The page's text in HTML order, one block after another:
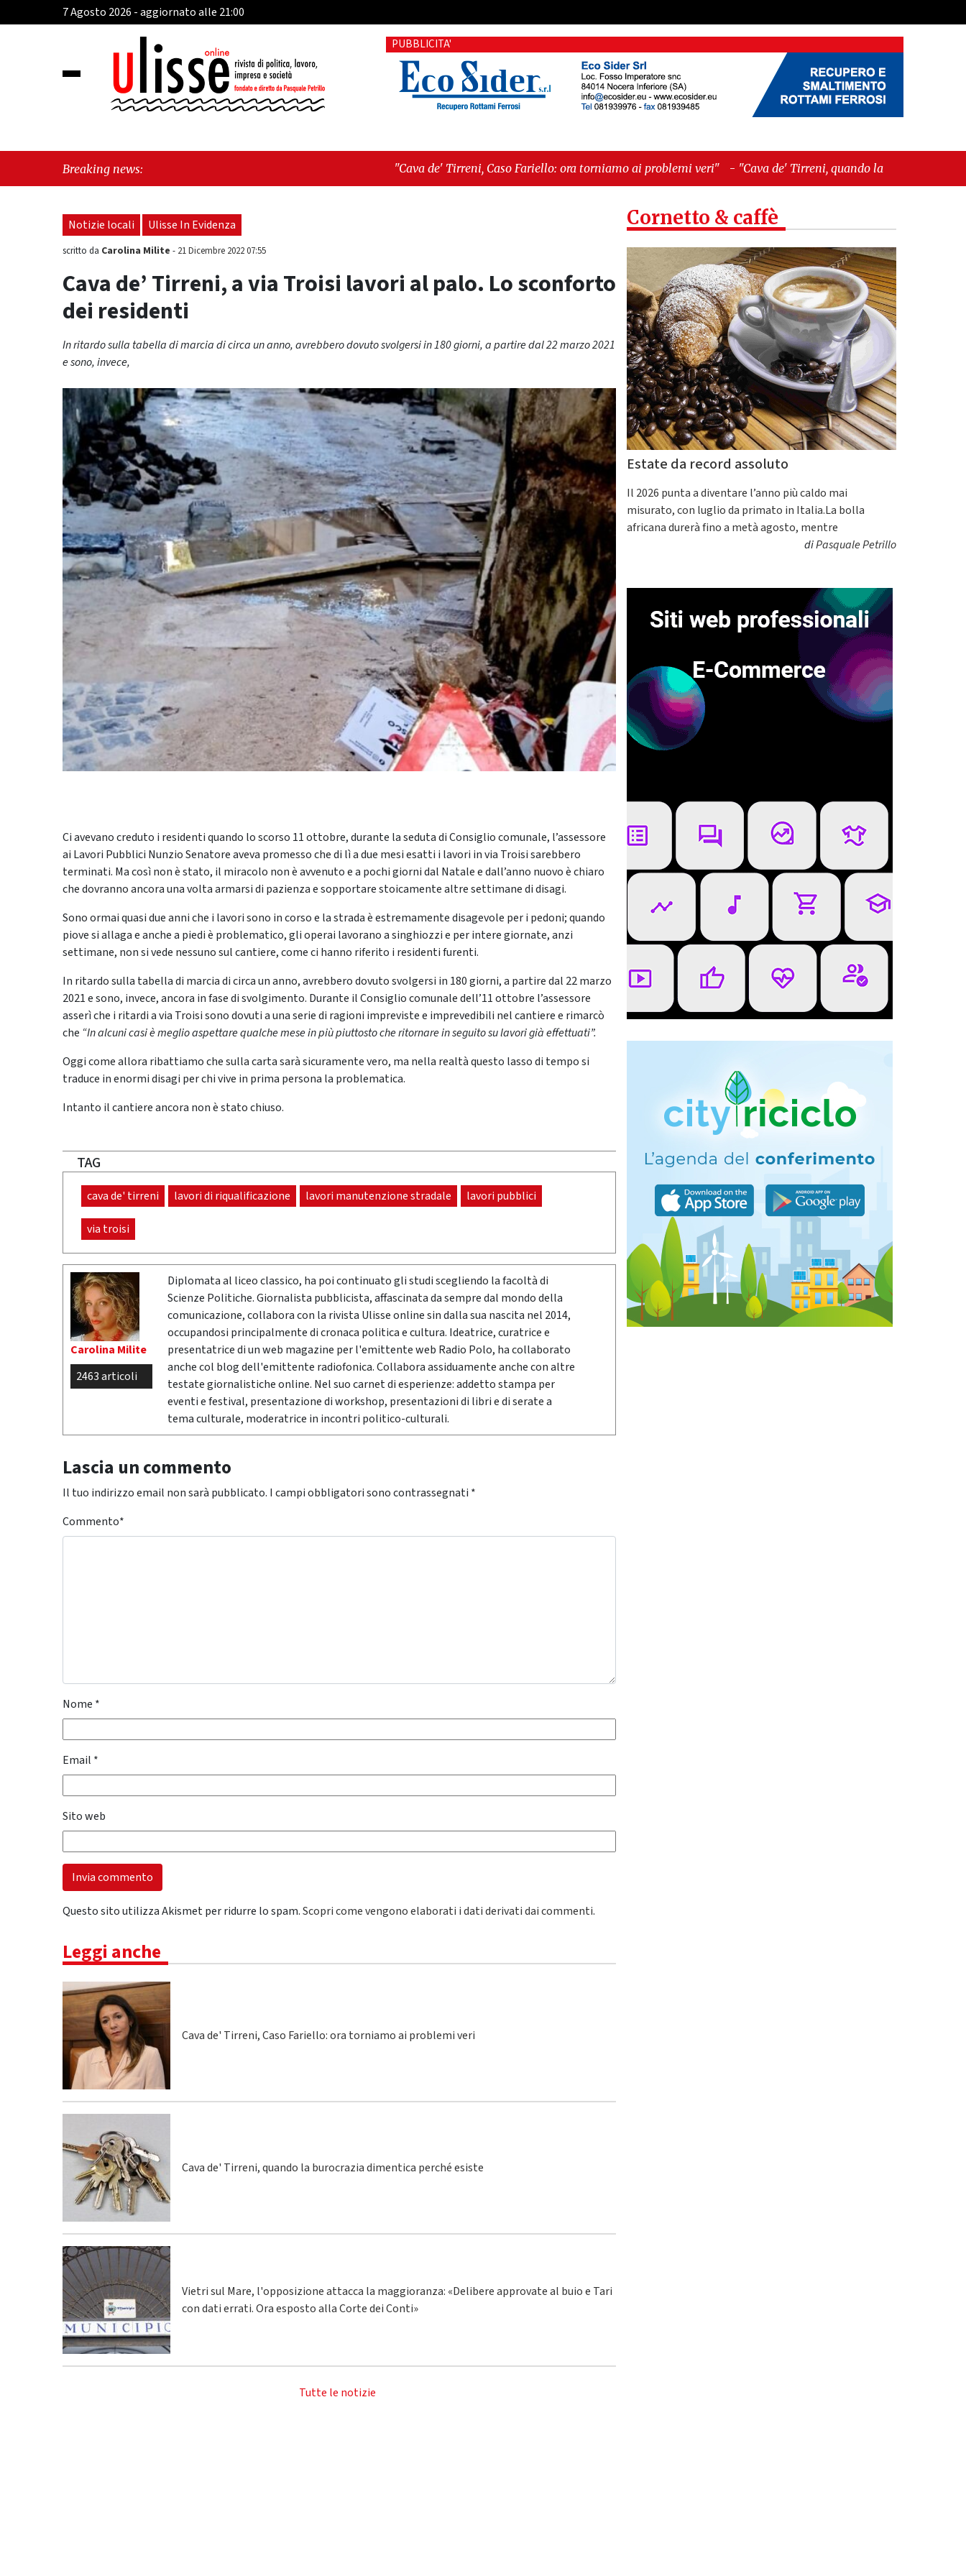
7 Agosto 2026 - aggiornato alle 21:00
PUBBLICITA'
Breaking news: "Cava de' Tirreni, Caso Fariello: ora torniamo ai problemi veri" -"Cava de' Tirreni, quando la burocrazia dimentica
perché esiste"
Notizie locali Ulisse In Evidenza
scritto da Carolina Milite - 21 Dicembre 2022 07:55
Cava de’ Tirreni, a via Troisi lavori al palo. Lo sconforto
dei residenti
In ritardo sulla tabella di marcia di circa un anno, avrebbero dovuto svolgersi in 180 giorni, a partire dal 22 marzo 2021
e sono, invece,
Ci avevano creduto i residenti quando lo scorso 11 ottobre, durante la seduta di Consiglio comunale, l’assessore
ai Lavori Pubblici Nunzio Senatore aveva promesso che di lì a due mesi esatti i lavori in via Troisi sarebbero
terminati. Ma così non è stato, il miracolo non è avvenuto e a pochi giorni dal Natale e dall’anno nuovo è chiaro
che dovranno ancora una volta armarsi di pazienza e sopportare stoicamente altre settimane di disagi.
Sono ormai quasi due anni che i lavori sono in corso e la strada è estremamente disagevole per i pedoni; quando
piove si allaga e anche a piedi è problematico, gli operai lavorano a singhiozzi e per intere giornate, anzi
settimane, non si vede nessuno sul cantiere, come ci hanno riferito i residenti furenti.
In ritardo sulla tabella di marcia di circa un anno, avrebbero dovuto svolgersi in 180 giorni, a partire dal 22 marzo
2021 e sono, invece, ancora in fase di svolgimento. Durante il Consiglio comunale dell’11 ottobre l’assessore
asserì che i ritardi a via Troisi sono dovuti a una serie di ragioni impreviste e imprevedibili nel cantiere e rimarcò
che “In alcuni casi è meglio aspettare qualche mese in più piuttosto che ritornare in seguito su lavori già effettuati”.
Oggi come allora ribattiamo che sulla carta sarà sicuramente vero, ma nella realtà questo lasso di tempo si
traduce in enormi disagi per chi vive in prima persona la problematica.
Intanto il cantiere ancora non è stato chiuso.
TAG
cava de' tirreni lavori di riqualificazione lavori manutenzione stradale lavori pubblici
via troisi
Carolina Milite
2463 articoli
Diplomata al liceo classico, ha poi continuato gli studi scegliendo la facoltà di
Scienze Politiche. Giornalista pubblicista, affascinata da sempre dal mondo della
comunicazione, collabora con la rivista Ulisse online sin dalla sua nascita nel 2014,
occupandosi principalmente di cronaca politica e cultura. Ideatrice, curatrice e
presentatrice di un web magazine per l'emittente web Radio Polo, ha collaborato
anche col blog dell'emittente radiofonica. Collabora assiduamente anche con altre
testate giornalistiche online. Nel suo carnet di esperienze: addetto stampa per
eventi e festival, presentazione di workshop, presentazioni di libri e di serate a
tema culturale, moderatrice in incontri politico-culturali.
Lascia un commento
Il tuo indirizzo email non sarà pubblicato. I campi obbligatori sono contrassegnati *
Commento*
Nome *
Email *
Sito web
Questo sito utilizza Akismet per ridurre lo spam.Scopri come vengono elaborati i dati derivati dai commenti.
Leggi anche
Cava de' Tirreni, Caso Fariello: ora torniamo ai problemi veri
Cava de' Tirreni, quando la burocrazia dimentica perché esiste
Vietri sul Mare, l'opposizione attacca la maggioranza: «Delibere approvate al buio e Tari
con dati errati. Ora esposto alla Corte dei Conti»
Tutte le notizie
Cornetto & caffè
Estate da record assoluto
Il 2026 punta a diventare l’anno più caldo mai
misurato, con luglio da primato in Italia.La bolla
africana durerà fino a metà agosto, mentre
diPasquale Petrillo